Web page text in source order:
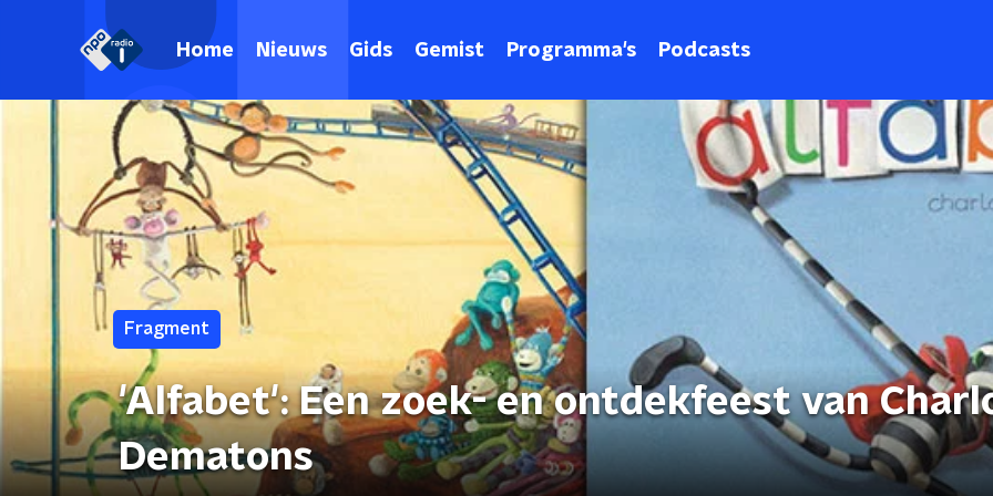
Home Nieuws Gids Gemist Programma's Podcasts
Fragment
'Alfabet': Een zoek- en ontdekfeest van
Dematons